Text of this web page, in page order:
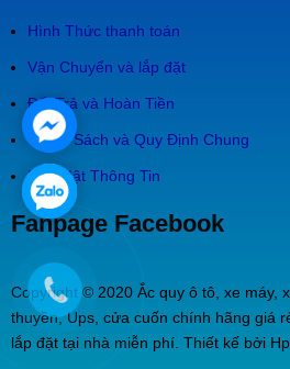
Hình Thức thanh toán
Vận Chuyển và lắp đặt
Đổi Trả và Hoàn Tiền
Chính Sách và Quy Định Chung
Bảo Mật Thông Tin
Fanpage Facebook
Copyright © 2020 Ắc quy ô tô, xe máy,
thuyền, Ups, cửa cuốn chính hãng giá
lắp đặt tại nhà miễn phí. Thiết kế bởi